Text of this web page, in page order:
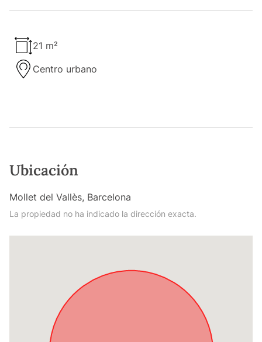
21 m²
Centro urbano
Ubicación
Mollet del Vallès, Barcelona
La propiedad no ha indicado la dirección exacta.